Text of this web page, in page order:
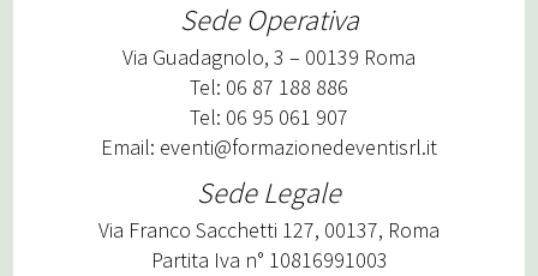
Sede Operativa
Via Guadagnolo, 3 – 00139 Roma
Tel: 06 87 188 886
Tel: 06 95 061 907
Email: eventi@formazionedeventisrl.it
Sede Legale
Via Franco Sacchetti 127, 00137, Roma
Partita Iva n° 10816991003